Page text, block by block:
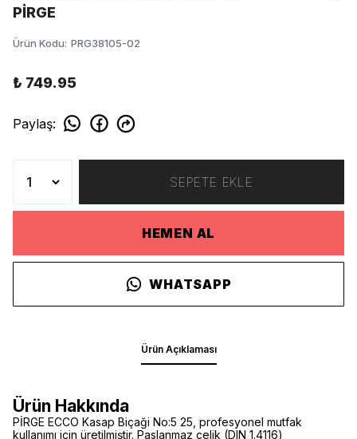
PİRGE
Ürün Kodu: PRG38105-02
₺ 749.95
Paylaş:
SEPETE EKLE
HEMEN AL
WHATSAPP
Ürün Açıklaması
Ürün Hakkında
PİRGE ECCO Kasap Biçaği No:5 25, profesyonel mutfak
kullanımı için üretilmiştir. Paslanmaz çelik (DIN 1.4116)